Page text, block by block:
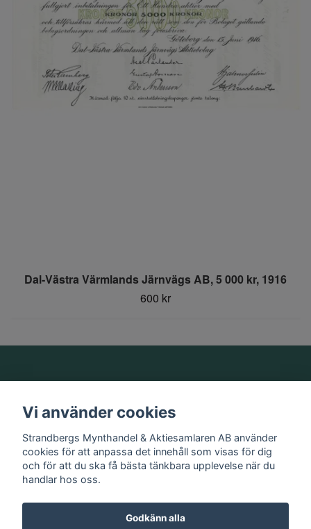
Dal-Västra Värmlands Järnvägs AB, 5 000 kr, 1916
600 kr
Information
Sociala medier
Vi använder cookies
Strandbergs Mynthandel & Aktiesamlaren AB använder
cookies för att anpassa det innehåll som visas för dig
och för att du ska få bästa tänkbara upplevelse när du
handlar hos oss.
Godkänn alla